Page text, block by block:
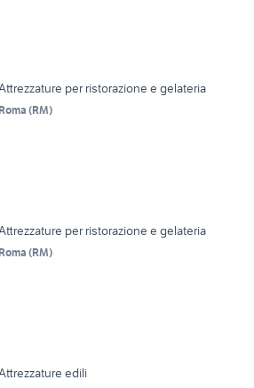
per ristorazione e gelateria
Roma (RM)
per ristorazione e gelateria
Roma (RM)
edili